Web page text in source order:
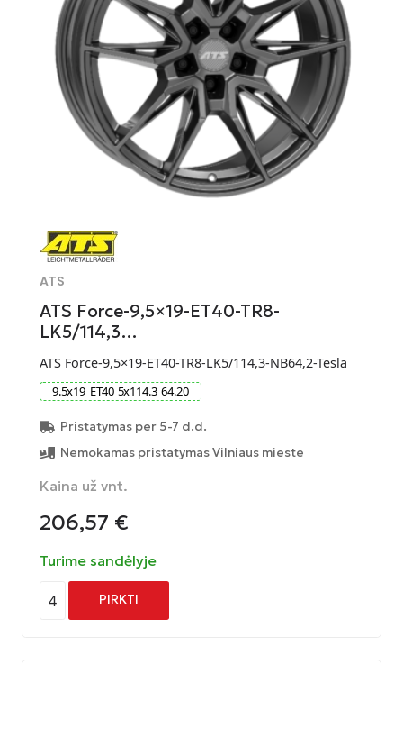
ATS
ATS Force-9,5×19-ET40-TR8-
LK5/114,3…
ATS Force-9,5×19-ET40-TR8-LK5/114,3-NB64,2-Tesla
9.5x19 ET40 5x114.3 64.20
Pristatymas per 5-7 d.d.
Nemokamas pristatymas Vilniaus mieste
Kaina už vnt.
206,57 €
Turime sandėlyje
4 PIRKTI